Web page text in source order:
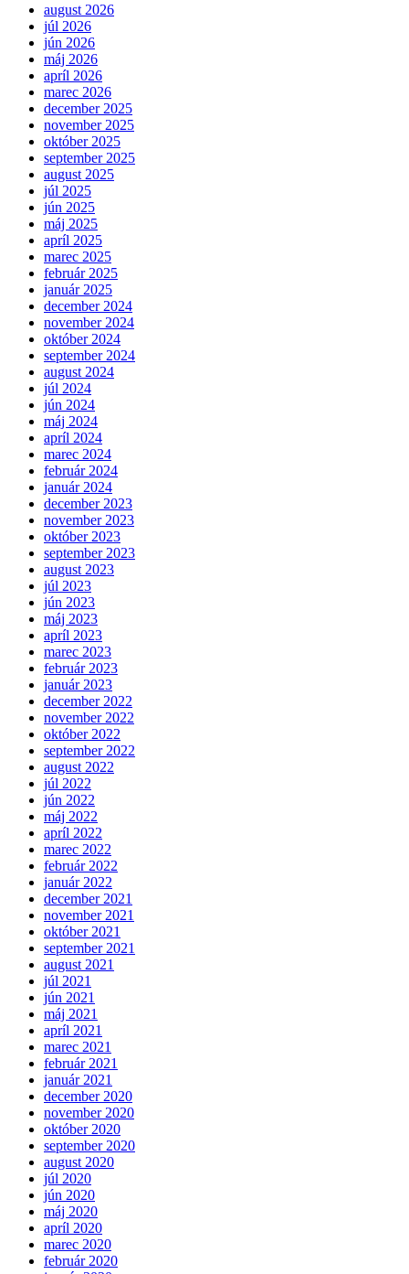
august 2026
júl 2026
jún 2026
máj 2026
apríl 2026
marec 2026
december 2025
november 2025
október 2025
september 2025
august 2025
júl 2025
jún 2025
máj 2025
apríl 2025
marec 2025
február 2025
január 2025
december 2024
november 2024
október 2024
september 2024
august 2024
júl 2024
jún 2024
máj 2024
apríl 2024
marec 2024
február 2024
január 2024
december 2023
november 2023
október 2023
september 2023
august 2023
júl 2023
jún 2023
máj 2023
apríl 2023
marec 2023
február 2023
január 2023
december 2022
november 2022
október 2022
september 2022
august 2022
júl 2022
jún 2022
máj 2022
apríl 2022
marec 2022
február 2022
január 2022
december 2021
november 2021
október 2021
september 2021
august 2021
júl 2021
jún 2021
máj 2021
apríl 2021
marec 2021
február 2021
január 2021
december 2020
november 2020
október 2020
september 2020
august 2020
júl 2020
jún 2020
máj 2020
apríl 2020
marec 2020
február 2020